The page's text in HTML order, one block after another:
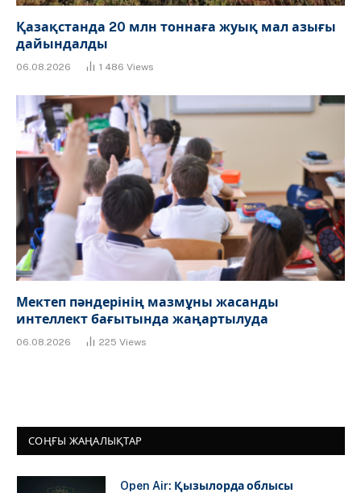
Қазақстанда 20 млн тоннаға жуық мал азығы
дайындалды
06.08.2026 1 486 Views
Мектеп пәндерінің мазмұны жасанды
интеллект бағытында жаңартылуда
06.08.2026 225 Views
СОҢҒЫ ЖАҢАЛЫҚТАР
Open Air: Қызылорда облысы